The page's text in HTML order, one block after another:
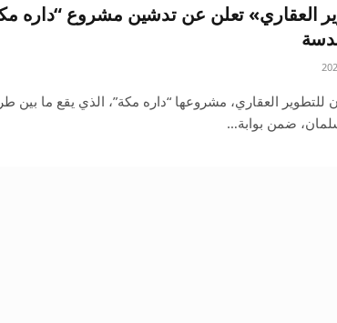
العقاري» تعلن عن تدشين مشروع “داره
العقاري، مشروعها “داره مكة”، الذي يقع ما بين
ضمن بوابة…